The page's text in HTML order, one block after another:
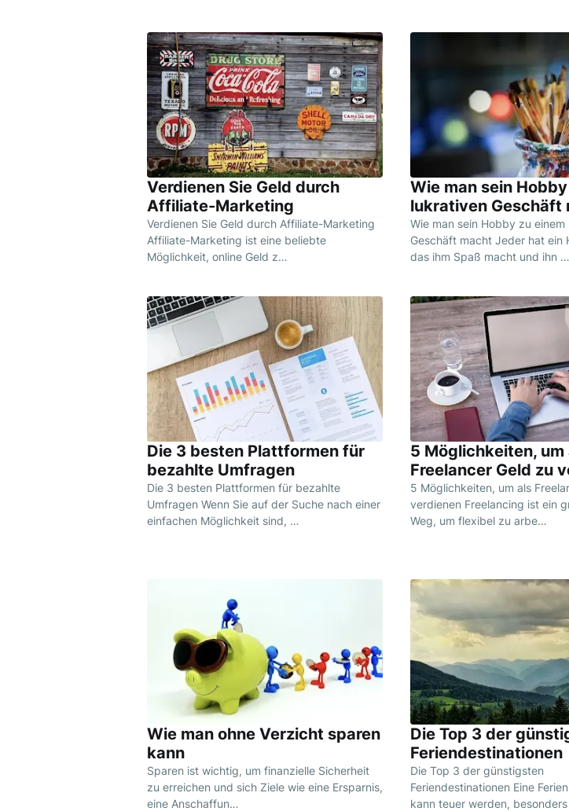
Verdienen Sie Geld durch
Affiliate-Marketing
Verdienen Sie Geld durch Affiliate-Marketing
Affiliate-Marketing ist eine beliebte
Möglichkeit, online Geld z…
Wie man sein
lukrativen Geschäft
Wie man sein Hobby zu einem
Geschäft macht Jeder hat ein
das ihm Spaß macht und ihn …
Die 3 besten Plattformen für
bezahlte Umfragen
Die 3 besten Plattformen für bezahlte
Umfragen Wenn Sie auf der Suche nach einer
einfachen Möglichkeit sind, …
5 Möglichkeiten, um
Freelancer Geld zu
5 Möglichkeiten, um als
verdienen Freelancing ist ein
Weg, um flexibel zu arbe…
Wie man ohne Verzicht sparen
kann
Sparen ist wichtig, um finanzielle Sicherheit
zu erreichen und sich Ziele wie eine Ersparnis,
eine Anschaffun…
Die Top 3 der
Feriendestinationen
Die Top 3 der günstigsten
Feriendestinationen Eine
kann teuer werden,